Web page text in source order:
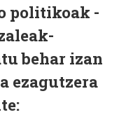
politikoak -
behar izan
ezagutzera